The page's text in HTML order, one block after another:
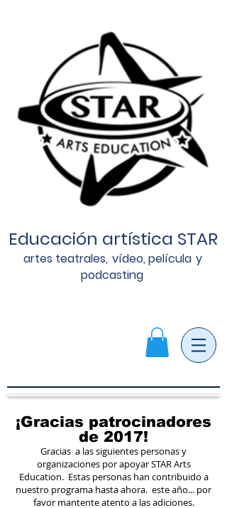
Educación artística STAR
artes teatrales, vídeo, película y
podcasting
¡Gracias patrocinadores
de 2017!
Gracias a las siguientes personas y
organizaciones por apoyar STAR Arts
Education. Estas personas han contribuido a
nuestro programa hasta ahora. este año... por
favor mantente atento a las adiciones.